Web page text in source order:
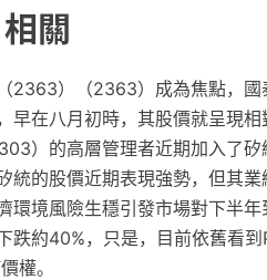
關
2363）（2363）成為焦點，
早在八月初時，其股價就呈現
）的高層管理者近期加入了
統的股價近期表現強勢，但其
環境風險生穩引發市場對下半
跌約40%，只是，目前依舊看
權。